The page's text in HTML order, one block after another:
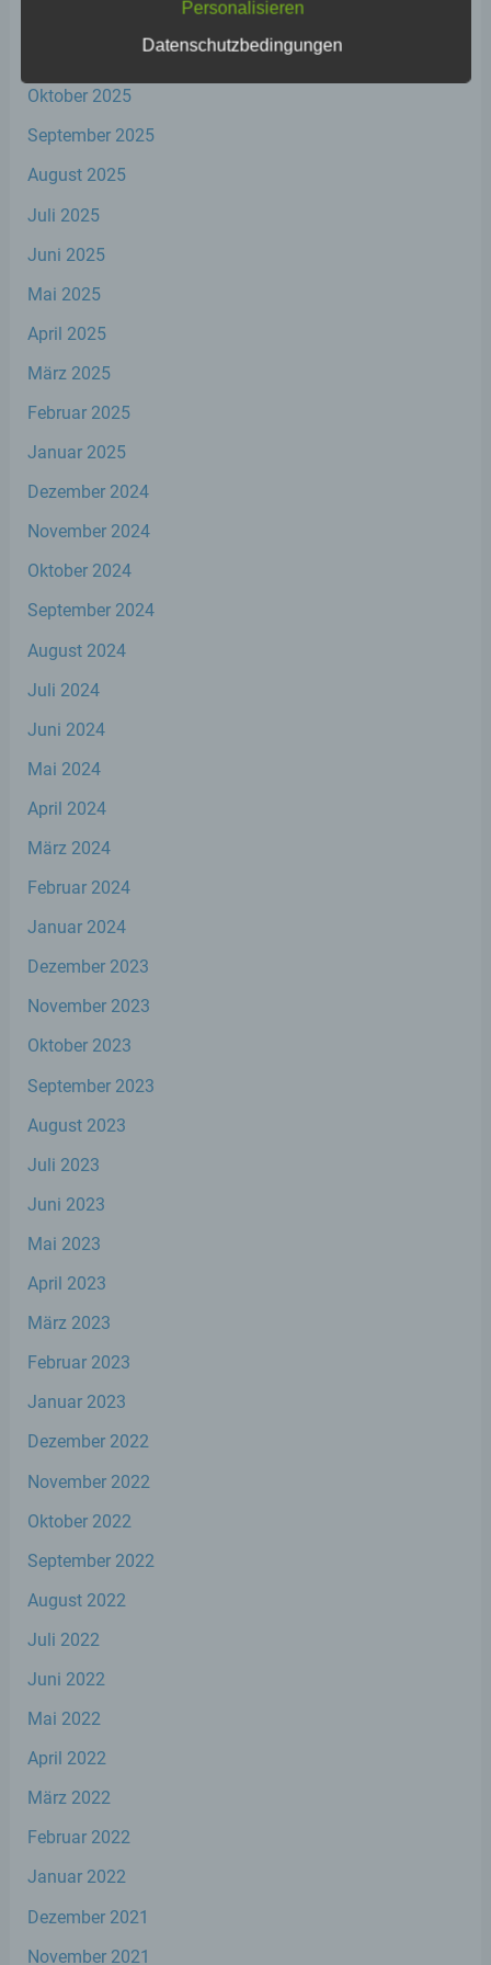
November 2025
Oktober 2025
September 2025
August 2025
Juli 2025
Juni 2025
Mai 2025
April 2025
März 2025
Februar 2025
Januar 2025
Dezember 2024
November 2024
Oktober 2024
September 2024
August 2024
Juli 2024
Juni 2024
Mai 2024
April 2024
März 2024
Februar 2024
Januar 2024
Dezember 2023
November 2023
Oktober 2023
September 2023
August 2023
Juli 2023
Juni 2023
Mai 2023
April 2023
März 2023
Februar 2023
Januar 2023
Dezember 2022
November 2022
Oktober 2022
September 2022
August 2022
Juli 2022
Juni 2022
Mai 2022
April 2022
März 2022
Februar 2022
Januar 2022
Dezember 2021
November 2021
Markierung gespeicherter
ihre künftige Verarbeitung einzuschränken.
die darin besteht, dass diese
beziehen, zu bewerten, insbesondere, um
wirtschaftlicher Lage, Gesundheit,
Zuverlässigkeit, Verhalten, Aufenthaltsort
oder Ortswechsel dieser natürlichen Person
zu analysieren oder vorherzusagen.
f) Pseudonymisierung
personenbezogener Daten in einer Weise,
ohne Hinzuziehung zusätzlicher
Informationen gesondert aufbewahrt
die gewährleisten, dass die
personenbezogenen Daten nicht einer
identifizierten oder identifizierbaren
natürlichen Person zugewiesen werden.
g) Verantwortlicher oder für die
Verantwortlicher oder für die Verarbeitung
juristische Person, Behörde, Einrichtung
gemeinsam mit anderen über die Zwecke
personenbezogenen Daten entscheidet.
das Recht der Mitgliedstaaten vorgegeben,
so kann der Verantwortliche
Unionsrecht oder dem Recht der
h) Auftragsverarbeiter
juristische Person, Behörde, Einrichtung
Daten im Auftrag des Verantwortlichen
oder andere Stelle, der personenbezogene
Rahmen eines bestimmten
Unionsrecht oder dem Recht der
personenbezogene Daten erhalten, gelten
Personalisieren
Datenschutzbedingungen